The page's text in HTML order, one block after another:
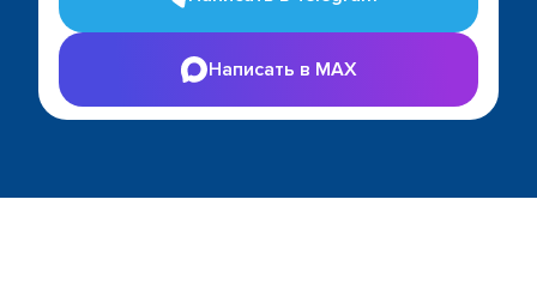
Написать в MAX